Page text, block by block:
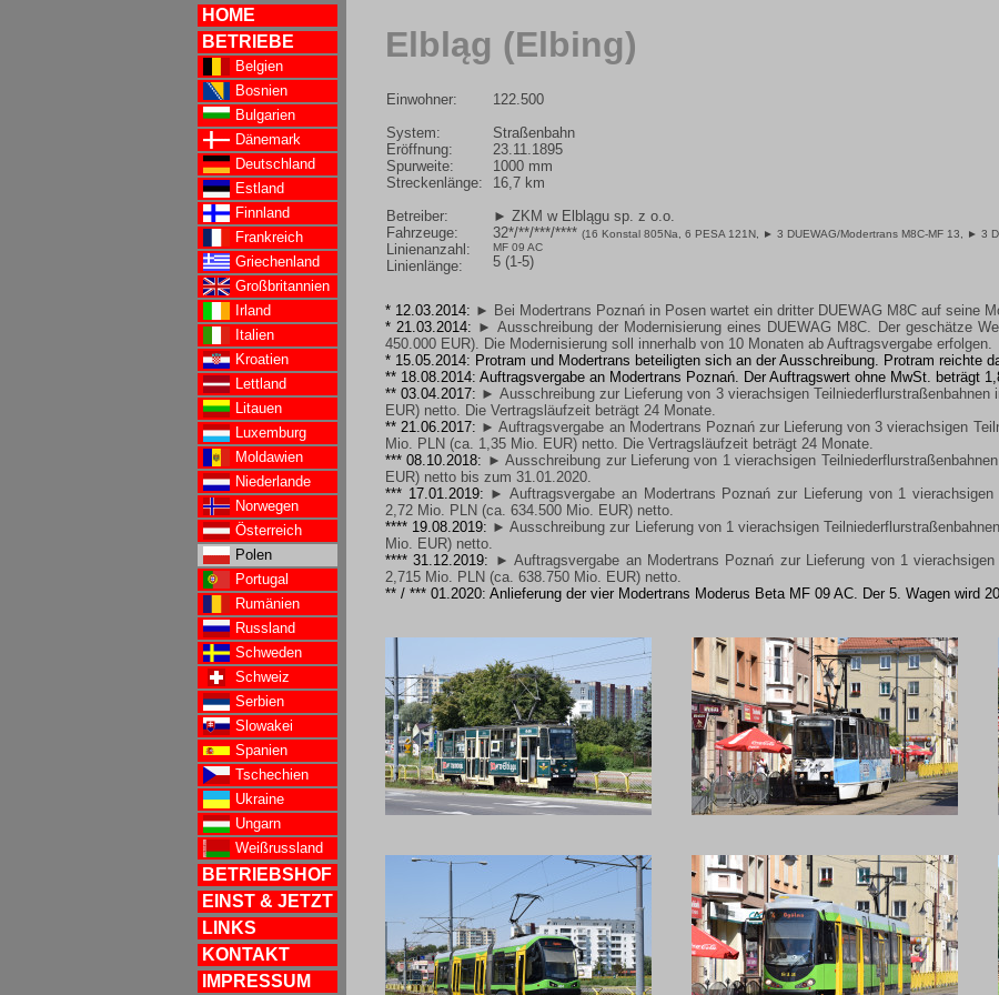
HOME
BETRIEBE
Belgien
Bosnien
Bulgarien
Dänemark
Deutschland
Estland
Finnland
Frankreich
Griechenland
Großbritannien
Irland
Italien
Kroatien
Lettland
Litauen
Luxemburg
Moldawien
Niederlande
Norwegen
Österreich
Polen
Portugal
Rumänien
Russland
Schweden
Schweiz
Serbien
Slowakei
Spanien
Tschechien
Ukraine
Ungarn
Weißrussland
BETRIEBSHOF
EINST & JETZT
LINKS
KONTAKT
IMPRESSUM
Elbląg (Elbing)
Einwohner:
System:
Eröffnung:
Spurweite:
Streckenlänge:
Betreiber:
Fahrzeuge:
Linienanzahl:
Linienlänge:
122.500
Straßenbahn
23.11.1895
1000 mm
16,7 km
► ZKM w Elblągu sp. z o.o.
32*/**/***/**** (16 Konstal 805Na, 6 PESA 121N, ► 3 DUEWAG/Modertrans M8C-MF 13 ► 3
MF 09 AC
5 (1-5)
* 12.03.2014: ► Bei Modertrans Poznań in Posen wartet ein dritter DUEWAG M8C auf seine
* 21.03.2014: ► Ausschreibung der Modernisierung eines DUEWAG M8C. Der geschätze
450.000 EUR). Die Modernisierung soll innerhalb von 10 Monaten ab Auftragsvergabe erfolgen.
* 15.05.2014: Protram und Modertrans beteiligten sich an der Ausschreibung. Protram reichte
** 18.08.2014: Auftragsvergabe an Modertrans Poznań. Der Auftragswert ohne MwSt. beträgt
** 03.04.2017: ► Ausschreibung zur Lieferung von 3 vierachsigen
EUR) netto. Die Vertragsläufzeit beträgt 24 Monate.
** 21.06.2017: ► Auftragsvergabe an Modertrans Poznań zur Lieferung von 3 vierachsigen
Mio. PLN (ca. 1,35 Mio. EUR) netto. Die Vertragsläufzeit beträgt 24 Monate.
*** 08.10.2018: ► Ausschreibung zur Lieferung von 1 vierachsigen
EUR) netto bis zum 31.01.2020.
*** 17.01.2019: ► Auftragsvergabe an Modertrans Poznań zur Lieferung von 1 vierachsigen
2,72 Mio. PLN (ca. 634.500 Mio. EUR) netto.
**** 19.08.2019: ► Ausschreibung zur Lieferung von 1 vierachsigen
Mio. EUR) netto.
**** 31.12.2019: ► Auftragsvergabe an Modertrans Poznań zur Lieferung von 1
2,715 Mio. PLN (ca. 638.750 Mio. EUR) netto.
** / *** 01.2020: Anlieferung der vier Modertrans Moderus Beta MF 09 AC. Der 5. Wagen wird